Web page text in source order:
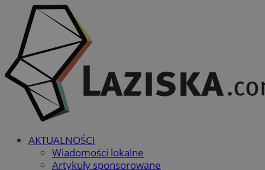
AKTUALNOŚCI
Wiadomości lokalne
Artykuły sponsorowane